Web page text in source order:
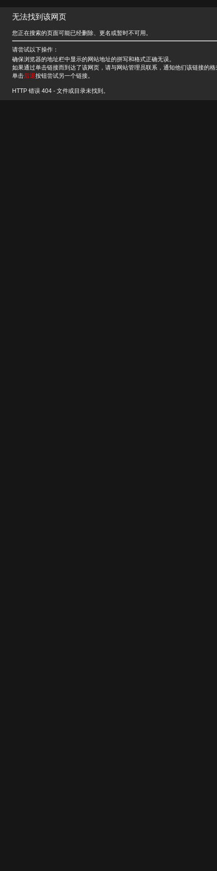
无法找到该网页
您正在搜索的页面可能已经删除、更名或暂时不可用。
请尝试以下操作：
确保浏览器的地址栏中显示的网站地址的拼写和格式正确无误。
如果通过单击链接而到达了该网页，请与网站管理员联系，通知他们该链接的
单击后退按钮尝试另一个链接。
HTTP 错误 404 - 文件或目录未找到。